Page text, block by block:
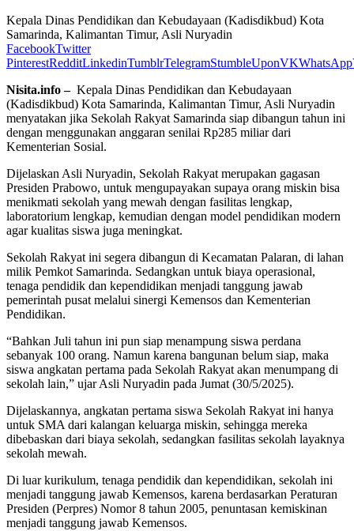
Kepala Dinas Pendidikan dan Kebudayaan (Kadisdikbud) Kota
Samarinda, Kalimantan Timur, Asli Nuryadin
FacebookTwitter
PinterestRedditLinkedinTumblrTelegramStumbleUponVKWhatsApp
Nisita.info –Kepala Dinas Pendidikan dan Kebudayaan
(Kadisdikbud) Kota Samarinda, Kalimantan Timur, Asli Nuryadin
menyatakan jika Sekolah Rakyat Samarinda siap dibangun tahun ini
dengan menggunakan anggaran senilai Rp285 miliar dari
Kementerian Sosial.
Dijelaskan Asli Nuryadin, Sekolah Rakyat merupakan gagasan
Presiden Prabowo, untuk mengupayakan supaya orang miskin bisa
menikmati sekolah yang mewah dengan fasilitas lengkap,
laboratorium lengkap, kemudian dengan model pendidikan modern
agar kualitas siswa juga meningkat.
Sekolah Rakyat ini segera dibangun di Kecamatan Palaran, di lahan
milik Pemkot Samarinda. Sedangkan untuk biaya operasional,
tenaga pendidik dan kependidikan menjadi tanggung jawab
pemerintah pusat melalui sinergi Kemensos dan Kementerian
Pendidikan.
“Bahkan Juli tahun ini pun siap menampung siswa perdana
sebanyak 100 orang. Namun karena bangunan belum siap, maka
siswa angkatan pertama pada Sekolah Rakyat akan menumpang di
sekolah lain,” ujar Asli Nuryadin pada Jumat (30/5/2025).
Dijelaskannya, angkatan pertama siswa Sekolah Rakyat ini hanya
untuk SMA dari kalangan keluarga miskin, sehingga mereka
dibebaskan dari biaya sekolah, sedangkan fasilitas sekolah layaknya
sekolah mewah.
Di luar kurikulum, tenaga pendidik dan kependidikan, sekolah ini
menjadi tanggung jawab Kemensos, karena berdasarkan Peraturan
Presiden (Perpres) Nomor 8 tahun 2005, penuntasan kemiskinan
menjadi tanggung jawab Kemensos.